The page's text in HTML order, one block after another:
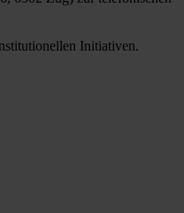
Initiativen.